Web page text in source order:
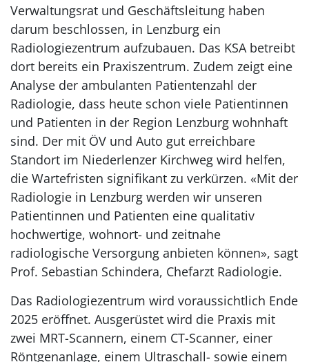
Verwaltungsrat und Geschäftsleitung haben
darum beschlossen, in Lenzburg ein
Radiologiezentrum aufzubauen. Das KSA betreibt
dort bereits ein Praxiszentrum. Zudem zeigt eine
Analyse der ambulanten Patientenzahl der
Radiologie, dass heute schon viele Patientinnen
und Patienten in der Region Lenzburg wohnhaft
sind. Der mit ÖV und Auto gut erreichbare
Standort im Niederlenzer Kirchweg wird helfen,
die Wartefristen signifikant zu verkürzen. «Mit der
Radiologie in Lenzburg werden wir unseren
Patientinnen und Patienten eine qualitativ
hochwertige, wohnort- und zeitnahe
radiologische Versorgung anbieten können», sagt
Prof. Sebastian Schindera, Chefarzt Radiologie.
Das Radiologiezentrum wird voraussichtlich Ende
2025 eröffnet. Ausgerüstet wird die Praxis mit
zwei MRT-Scannern, einem CT-Scanner, einer
Röntgenanlage, einem Ultraschall- sowie einem